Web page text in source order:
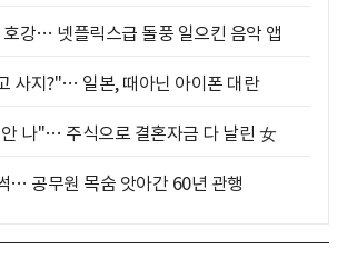
강… 넷플릭스급 돌풍 일으킨 음악 앱
사지?"… 일본, 때아닌 아이폰 대란
나"… 주식으로 결혼자금 다 날린 女
… 공무원 목숨 앗아간 60년 관행